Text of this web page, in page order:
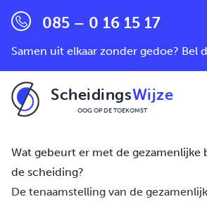
085 – 0 16 15 17
Samen uit elkaar zonder gedoe? Bel
ScheidingsWijze
OOG OP DE TOEKOMST
Wat gebeurt er met de gezamenlijke
de scheiding?
De tenaamstelling van de